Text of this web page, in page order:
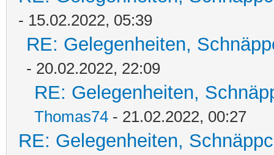
- 15.02.2022, 05:39
RE: Gelegenheiten,
- 20.02.2022, 22:09
RE: Gelegenheiten,
Thomas74 - 21.02.2022, 00:27
RE: Gelegenheiten,